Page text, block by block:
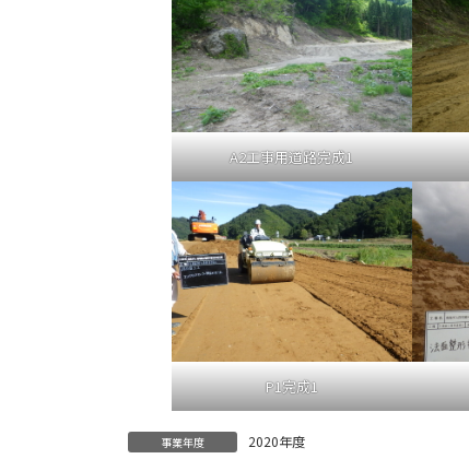
A2工事用道路完成1
P1完成1
事業年度 2020年度